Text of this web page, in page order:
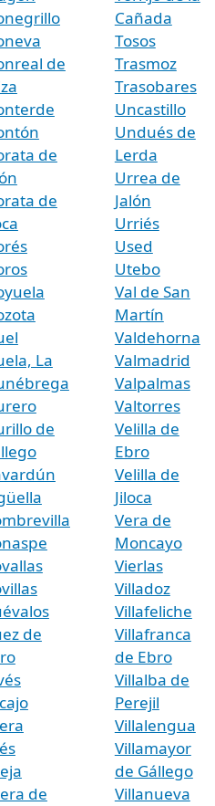
de
de
de
La
de
de
de
Cañada
Tosos
Trasmoz
Trasobares
Uncastillo
Undués de
Lerda
Urrea de
Jalón
Urriés
Used
Utebo
Val de San
Martín
Valdehorna
Valmadrid
Valpalmas
Valtorres
Velilla de
Ebro
Velilla de
Jiloca
Vera de
Moncayo
Vierlas
Villadoz
Villafeliche
Villafranca
de Ebro
Villalba de
Perejil
Villalengua
Villamayor
de Gállego
Villanueva